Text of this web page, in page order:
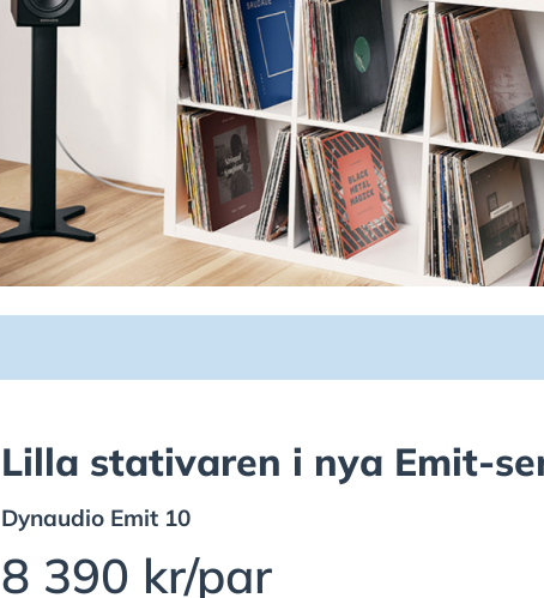
Lilla stativaren i nya Emit-
Dynaudio Emit 10
8 390 kr/par